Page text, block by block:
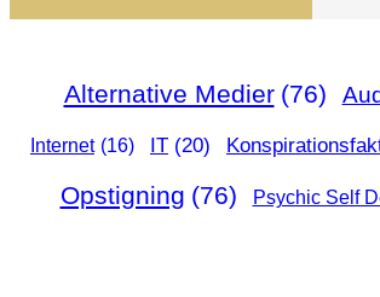
Alternative Medier (76)
Internet (16) IT (20)
Opstigning (76) Psychic Self